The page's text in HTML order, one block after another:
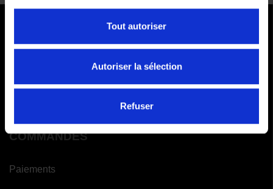
Tout autoriser
Autoriser la sélection
Refuser
Cartes bancaires - PayPal
COMMANDES
Paiements